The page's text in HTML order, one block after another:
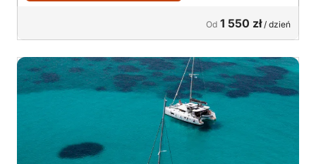
Od 1 550 zł/ dzień